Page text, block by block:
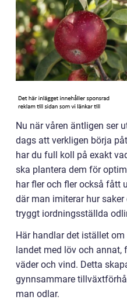
Nu när våren äntligen ser
dags att verkligen börja
har du full koll på exakt
ska plantera dem för
har fler och fler också fått
där man imiterar hur
tryggt iordningsställda
Här handlar det istället
landet med löv och annat,
väder och vind. Detta
gynnsammare
man odlar.